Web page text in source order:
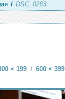
/ DSC_0263
× 199 / 600 × 399